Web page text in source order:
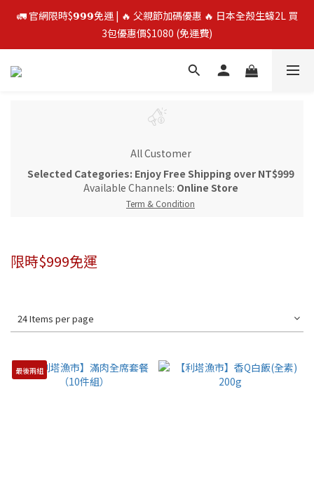
🚛 官網限時$𝟵𝟵𝟵免運 | 🔥 父親節加碼優惠 🔥 日本全殼生蠔2L 買
3包優惠價$1080 (免運費)
🚛 官網限時$𝟵𝟵𝟵免運 | 🔥 父親節加碼優惠 🔥 日本全殼生蠔2L 買
3包優惠價$1080 (免運費)
⭐️ 買二送一 ⭐️  冷凍榴槤❄️ 越南干堯/貓山王/金枕頭榴槤 單盒最低
🔥 父親節優惠殺 🔥 挪威鮭魚片4包$888
3包優惠價$1080 (免運費)
All Customer
Selected Categories: Enjoy Free Shipping over NT$999
Available Channels: Online Store
Term & Condition
限時$999免運
24 Items per page
最後兩組